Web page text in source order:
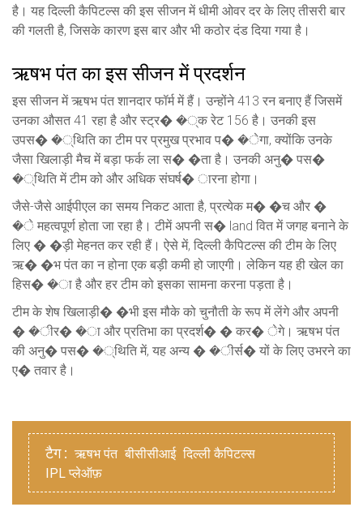
है। यह दिल्ली कैपिटल्स की इस सीजन में धीमी ओवर दर के लिए तीसरी बार
की गलती है, जिसके कारण इस बार और भी कठोर दंड दिया गया है।
ऋषभ पंत का इस सीजन में प्रदर्शन
इस सीजन में ऋषभ पंत शानदार फॉर्म में हैं। उन्होंने 413 रन बनाए हैं जिसमें
उनका औसत 41 रहा है और स्ट्र� �्क रेट 156 है। उनकी इस
उपस� �्थिति का टीम पर प्रमुख प्रभाव प� �ेगा, क्योंकि उनके
जैसा खिलाड़ी मैच में बड़ा फर्क ला स� �ता है। उनकी अनु� पस�
�्थिति में टीम को और अधिक संघर्ष� ारना होगा।
जैसे-जैसे आईपीएल का समय निकट आता है, प्रत्येक म� �च और �
�े महत्वपूर्ण होता जा रहा है। टीमें अपनी स� land वित में जगह बनाने के
लिए � �ड़ी मेहनत कर रही हैं। ऐसे में, दिल्ली कैपिटल्स की टीम के लिए
ऋ� �भ पंत का न होना एक बड़ी कमी हो जाएगी। लेकिन यह ही खेल का
हिस� �ा है और हर टीम को इसका सामना करना पड़ता है।
टीम के शेष खिलाड़ी� �भी इस मौके को चुनौती के रूप में लेंगे और अपनी
� �ीर� �ा और प्रतिभा का प्रदर्श� � कर� ेगे। ऋषभ पंत
की अनु� पस� �्थिति में, यह अन्य � �ीर्स� यों के लिए उभरने का
ए� तवार है।
टैग : ऋषभ पंत बीसीसीआई दिल्ली कैपिटल्स
IPL प्लेऑफ़